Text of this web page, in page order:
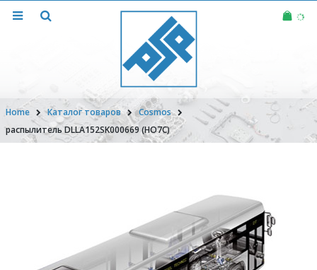
Home Каталог товаров
Cosmos
распылитель DLLA152SK000669 (HO7C)